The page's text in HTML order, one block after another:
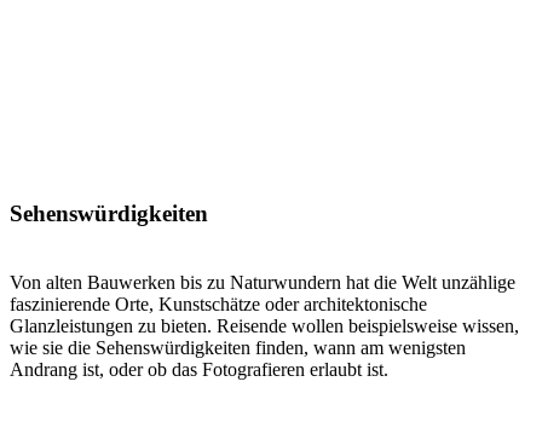
Sehenswürdigkeiten
Von alten Bauwerken bis zu Naturwundern hat die Welt unzählige
faszinierende Orte, Kunstschätze oder architektonische
Glanzleistungen zu bieten. Reisende wollen beispielsweise wissen,
wie sie die Sehenswürdigkeiten finden, wann am wenigsten
Andrang ist, oder ob das Fotografieren erlaubt ist.